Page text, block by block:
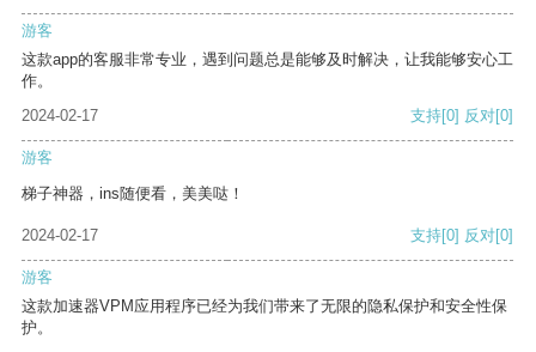
游客
这款app的客服非常专业，遇到问题总是能够及时解决，让我能够安心工
作。
2024-02-17
支持[0] 反对[0]
游客
梯子神器，ins随便看，美美哒！
2024-02-17 支持[0] 反对[0]
游客
这款加速器VPM应用程序已经为我们带来了无限的隐私保护和安全性保
护。